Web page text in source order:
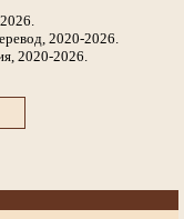
2020-2026.
2020-2026.